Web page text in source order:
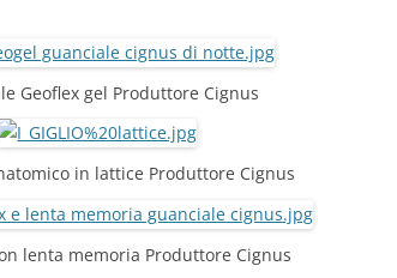
Geoflex gel Produttore Cignus
in lattice Produttore Cignus
lenta memoria Produttore Cignus